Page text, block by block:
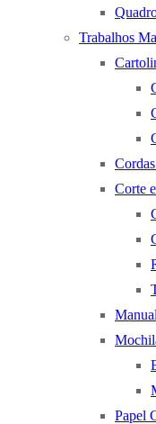
Trabalhos
Corte
Papel